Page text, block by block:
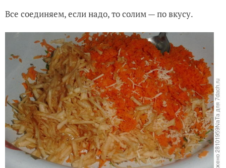
Все соединяем, если надо, то солим — по вкусу.